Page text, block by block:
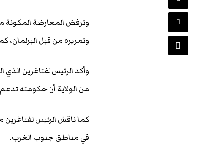
وترفض المعارضة المكونة
وتمريره من قبل البرلمان،
وأكد الرئيس لفتاغرين
من الولاية أن حكومته تدعم
كما ناقش الرئيس
في مناطق جنوب الغرب.